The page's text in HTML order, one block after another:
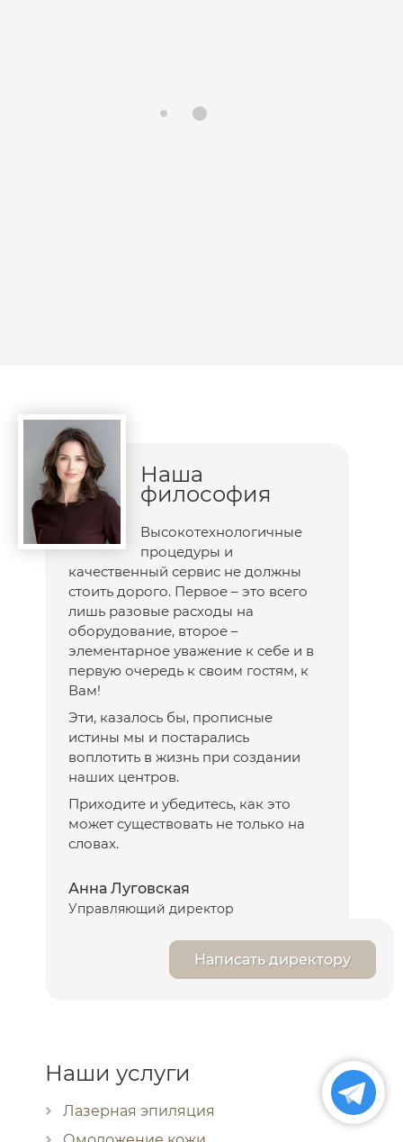
Наша
философия
Высокотехнологичные
процедуры и
качественный сервис не должны
стоить дорого. Первое – это всего
лишь разовые расходы на
оборудование, второе –
элементарное уважение к себе и в
первую очередь к своим гостям, к
Вам!
Эти, казалось бы, прописные
истины мы и постарались
воплотить в жизнь при создании
наших центров.
Приходите и убедитесь, как это
может существовать не только на
словах.
Анна Луговская
Управляющий директор
Написать директору
Наши услуги
Лазерная эпиляция